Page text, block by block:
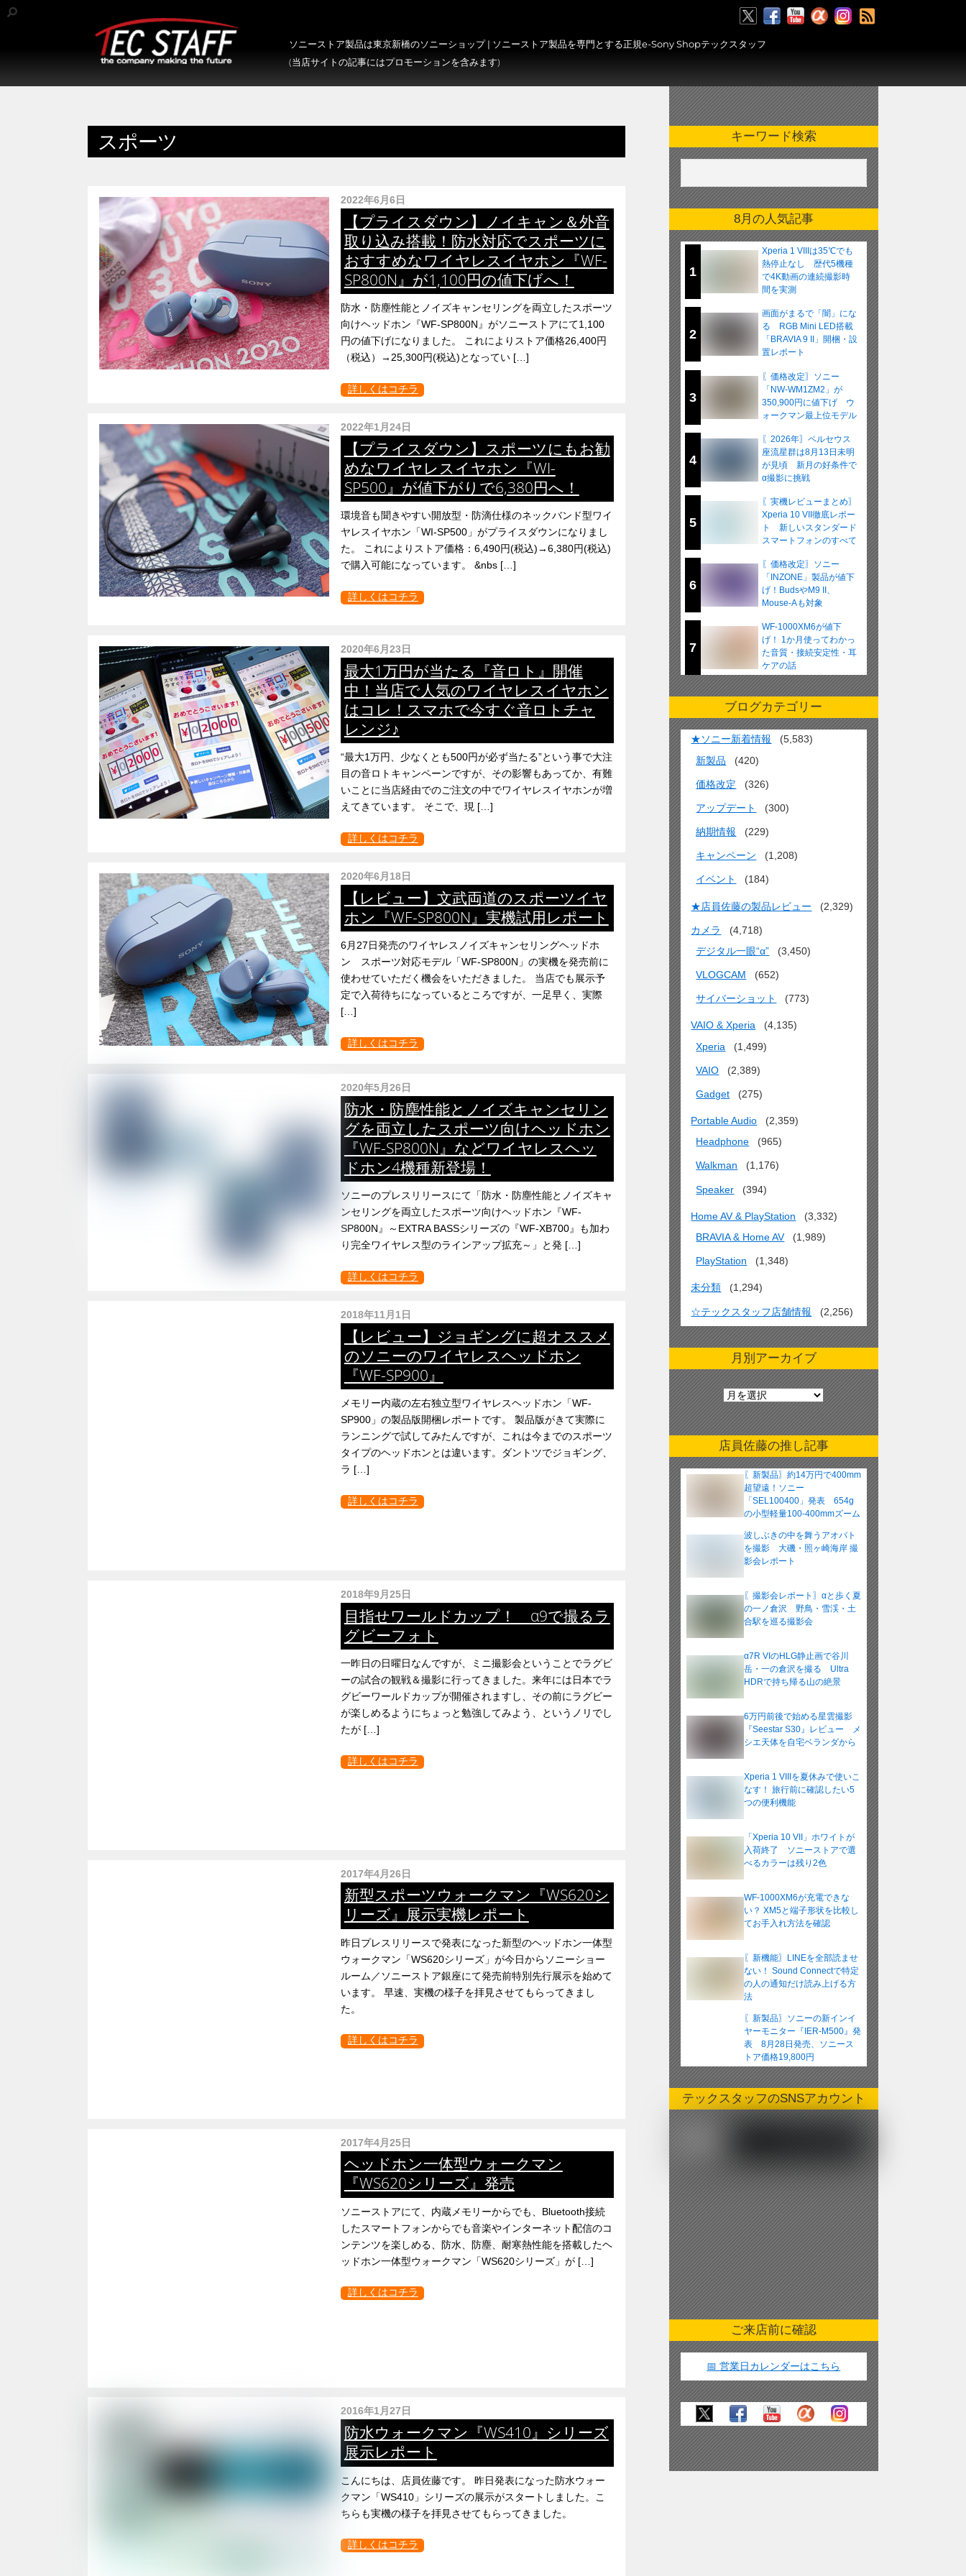
ソニーストア製品は東京新橋のソニーショップ | ソニーストア製品を専門とする正規e-Sony Shopテックスタッフ
(当店サイトの記事にはプロモーションを含みます)
スポーツ
2022年6月6日
【プライスダウン】ノイキャン＆外音
取り込み搭載！防水対応でスポーツに
おすすめなワイヤレスイヤホン『WF-
SP800N』が1,100円の値下げへ！
防水・防塵性能とノイズキャンセリングを両立したスポーツ
向けヘッドホン『WF-SP800N』がソニーストアにて1,100
円の値下げになりました。 これによりストア価格26,400円
（税込）→25,300円(税込)となってい […]
詳しくはコチラ
2022年1月24日
【プライスダウン】スポーツにもお勧
めなワイヤレスイヤホン『WI-
SP500』が値下がりで6,380円へ！
環境音も聞きやすい開放型・防滴仕様のネックバンド型ワイ
ヤレスイヤホン「WI-SP500」がプライスダウンになりまし
た。 これによりストア価格：6,490円(税込)→6,380円(税込)
で購入可能になっています。 &nbs […]
詳しくはコチラ
2020年6月23日
最大1万円が当たる『音ロト』開催
中！当店で人気のワイヤレスイヤホン
はコレ！スマホで今すぐ音ロトチャ
レンジ♪
“最大1万円、少なくとも500円が必ず当たる”という事で大注
目の音ロトキャンペーンですが、その影響もあってか、有難
いことに当店経由でのご注文の中でワイヤレスイヤホンが増
えてきています。 そこで、現 […]
詳しくはコチラ
2020年6月18日
【レビュー】文武両道のスポーツイヤ
ホン『WF-SP800N』実機試用レポート
6月27日発売のワイヤレスノイズキャンセリングヘッドホ
ン スポーツ対応モデル「WF-SP800N」の実機を発売前に
使わせていただく機会をいただきました。 当店でも展示予
定で入荷待ちになっているところですが、一足早く、実際
[…]
詳しくはコチラ
2020年5月26日
防水・防塵性能とノイズキャンセリン
グを両立したスポーツ向けヘッドホン
『WF-SP800N』などワイヤレスヘッ
ドホン4機種新登場！
ソニーのプレスリリースにて「防水・防塵性能とノイズキャ
ンセリングを両立したスポーツ向けヘッドホン『WF-
SP800N』～EXTRA BASSシリーズの『WF-XB700』も加わ
り完全ワイヤレス型のラインアップ拡充～」と発 […]
詳しくはコチラ
2018年11月1日
【レビュー】ジョギングに超オススメ
のソニーのワイヤレスヘッドホン
『WF-SP900』
メモリー内蔵の左右独立型ワイヤレスヘッドホン「WF-
SP900」の製品版開梱レポートです。 製品版がきて実際に
ランニングで試してみたんですが、これは今までのスポーツ
タイプのヘッドホンとは違います。ダントツでジョギング、
ラ […]
詳しくはコチラ
2018年9月25日
目指せワールドカップ！ α9で撮るラ
グビーフォト
一昨日の日曜日なんですが、ミニ撮影会ということでラグビ
ーの試合の観戦＆撮影に行ってきました。来年には日本でラ
グビーワールドカップが開催されますし、その前にラグビー
が楽しめるようにちょっと勉強してみよう、というノリでし
たが […]
詳しくはコチラ
2017年4月26日
新型スポーツウォークマン『WS620シ
リーズ』展示実機レポート
昨日プレスリリースで発表になった新型のヘッドホン一体型
ウォークマン「WS620シリーズ」が今日からソニーショー
ルーム／ソニーストア銀座にて発売前特別先行展示を始めて
います。 早速、実機の様子を拝見させてもらってきまし
た。
詳しくはコチラ
2017年4月25日
ヘッドホン一体型ウォークマン
『WS620シリーズ』発売
ソニーストアにて、内蔵メモリーからでも、Bluetooth接続
したスマートフォンからでも音楽やインターネット配信のコ
ンテンツを楽しめる、防水、防塵、耐寒熱性能を搭載したヘ
ッドホン一体型ウォークマン「WS620シリーズ」が […]
詳しくはコチラ
2016年1月27日
防水ウォークマン『WS410』シリーズ
展示レポート
こんにちは、店員佐藤です。 昨日発表になった防水ウォー
クマン「WS410」シリーズの展示がスタートしました。こ
ちらも実機の様子を拝見させてもらってきました。
詳しくはコチラ
キーワード検索
8月の人気記事
1
Xperia 1 VIIIは35℃でも
熱停止なし 歴代5機種
で4K動画の連続撮影時
間を実測
2
画面がまるで「闇」にな
る RGB Mini LED搭載
「BRAVIA 9 II」開梱・設
置レポート
3
〖価格改定〗ソニー
「NW-WM1ZM2」が
350,900円に値下げ ウ
ォークマン最上位モデル
4
〖2026年〗ペルセウス
座流星群は8月13日未明
が見頃 新月の好条件で
α撮影に挑戦
5
〖実機レビューまとめ〗
Xperia 10 VII徹底レポー
ト 新しいスタンダード
スマートフォンのすべて
6
〖価格改定〗ソニー
「INZONE」製品が値下
げ！BudsやM9 II、
Mouse-Aも対象
7
WF-1000XM6が値下
げ！ 1か月使ってわかっ
た音質・接続安定性・耳
ケアの話
ブログカテゴリー
★ソニー新着情報
(5,583)
新製品
(420)
価格改定 (326)
アップデート (300)
納期情報 (229)
キャンペーン (1,208)
イベント (184)
★店員佐藤の製品レビュー (2,329)
カメラ
(4,718)
デジタル一眼“α”
(3,450)
VLOGCAM (652)
サイバーショット (773)
VAIO & Xperia
(4,135)
Xperia
(1,499)
VAIO (2,389)
Gadget (275)
Portable Audio
(2,359)
Headphone
(965)
Walkman (1,176)
Speaker (394)
Home AV & PlayStation
(3,332)
BRAVIA & Home AV
(1,989)
PlayStation (1,348)
未分類 (1,294)
☆テックスタッフ店舗情報 (2,256)
月別アーカイブ
月
別
ア
ー
カ
イ
店員佐藤の推し記事
〖新製品〗約14万円で400mm
超望遠！ソニー
「SEL100400」発表 654g
の小型軽量100-400mmズーム
波しぶきの中を舞うアオバト
を撮影 大磯・照ヶ崎海岸 撮
影会レポート
〖撮影会レポート〗αと歩く夏
の一ノ倉沢 野鳥・雪渓・土
合駅を巡る撮影会
α7R VIのHLG静止画で谷川
岳・一の倉沢を撮る Ultra
HDRで持ち帰る山の絶景
6万円前後で始める星雲撮影
『Seestar S30』レビュー メ
シエ天体を自宅ベランダから
Xperia 1 VIIIを夏休みで使いこ
なす！ 旅行前に確認したい5
つの便利機能
「Xperia 10 VII」ホワイトが
入荷終了 ソニーストアで選
べるカラーは残り2色
WF-1000XM6が充電できな
い？ XM5と端子形状を比較し
てお手入れ方法を確認
〖新機能〗LINEを全部読ませ
ない！ Sound Connectで特定
の人の通知だけ読み上げる方
法
〖新製品〗ソニーの新インイ
ヤーモニター『IER-M500』発
表 8月28日発売、ソニース
トア価格19,800円
テックスタッフのSNSアカウント
ご来店前に確認
📅 営業日カレンダーはこちら